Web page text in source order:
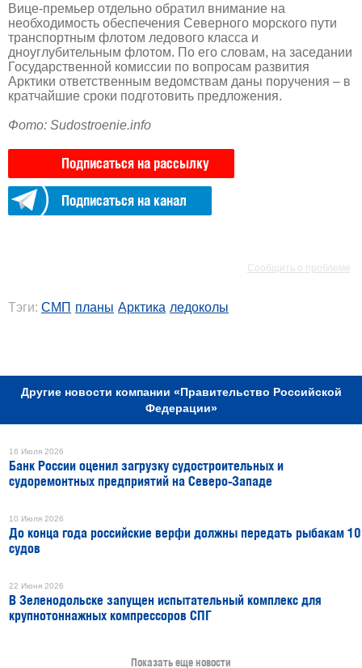
Вице-премьер отдельно обратил внимание на
необходимость обеспечения Северного морского пути
транспортным флотом ледового класса и
дноуглубительным флотом. По его словам, на заседании
Государственной комиссии по вопросам развития
Арктики ответственным ведомствам даны поручения – в
кратчайшие сроки подготовить предложения.
Фото: Sudostroenie.info
Подписаться на рассылку
Подписаться на канал
Сообщить о проблеме
Тэги: СМП планы Арктика ледоколы
Другие новости компании «Правительство Российской
Федерации»
16 Июля 2026
Банк России оценил загрузку судостроительных и
судоремонтных предприятий на Северо-Западе
10 Июля 2026
До конца года российские верфи должны передать рыбакам 10
судов
22 Июня 2026
В Зеленодольске запущен испытательный комплекс для
крупнотоннажных компрессоров СПГ
Показать еще новости